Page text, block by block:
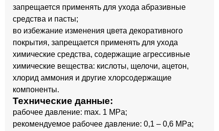
запрещается применять для ухода абразивные
средства и пасты;
во избежание изменения цвета декоративного
покрытия, запрещается применять для ухода
химические средства, содержащие агрессивные
химические вещества: кислоты, щелочи, ацетон,
хлорид аммония и другие хлорсодержащие
компоненты.
Технические данные:
рабочее давление: max. 1 MPa;
рекомендуемое рабочее давление: 0,1 – 0,6 MPa;